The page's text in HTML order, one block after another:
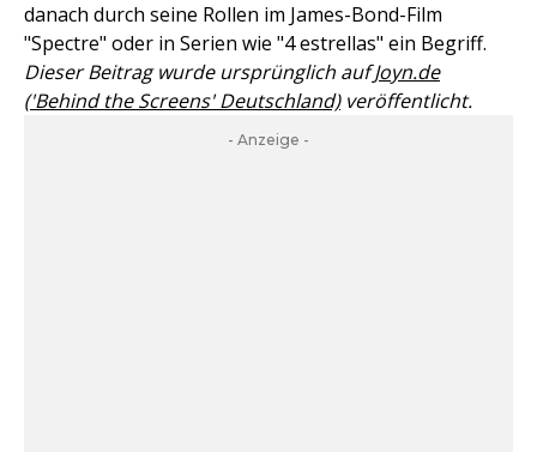
danach durch seine Rollen im James-Bond-Film
"Spectre" oder in Serien wie "4 estrellas" ein Begriff.
Dieser Beitrag wurde ursprünglich aufJoyn.de
('Behind the Screens' Deutschland)veröffentlicht.
- Anzeige -